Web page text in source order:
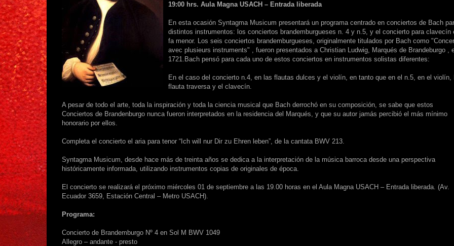
19:00 hrs. Aula Magna USACH – Entrada liberada
En esta ocasión Syntagma Musicum presentará un programa centrado en conciertos de Bach
distintos instrumentos: los conciertos brandemburgueses n. 4 y n.5, y el concierto para clavecín
fa menor. Los seis conciertos brandemburgueses, originalmente titulados por Bach como
avec plusieurs instruments" , fueron presentados a Christian Ludwig, Marqués de Brandeburgo ,
1721.Bach pensó para cada uno de estos conciertos en instrumentos solistas diferentes:
En el caso del concierto n.4, en las flautas dulces y el violín, en tanto que en el n.5, en el violín,
flauta traversa y el clavecín.
A pesar de todo el arte, toda la inspiración y toda la ciencia musical que Bach derrochó en su composición, se sabe que estos
Conciertos de Brandenburgo nunca fueron interpretados en la residencia del Marqués, y que su autor jamás percibió el más mínimo
honorario por ellos.
Completa el concierto el aria para tenor “Ich will nur Dir zu Ehren leben”, de la cantata BWV 213.
Syntagma Musicum, desde hace más de treinta años se dedica a la interpretación de la música barroca desde una perspectiva
históricamente informada, utilizando instrumentos copias de originales de época.
El concierto se realizará el próximo miércoles 01 de septiembre a las 19.00 horas en el Aula Magna USACH – Entrada liberada. (Av.
Ecuador 3659, Estación Central – Metro USACH).
Programa:
Concierto de Brandemburgo Nº 4 en Sol M BWV 1049
Allegro – andante - presto